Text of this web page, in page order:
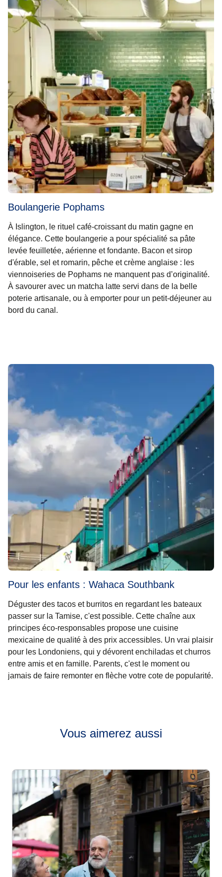
Boulangerie Pophams
À Islington, le rituel café-croissant du matin gagne en
élégance. Cette boulangerie a pour spécialité sa pâte
levée feuilletée, aérienne et fondante. Bacon et sirop
d'érable, sel et romarin, pêche et crème anglaise : les
viennoiseries de Pophams ne manquent pas d’originalité.
À savourer avec un matcha latte servi dans de la belle
poterie artisanale, ou à emporter pour un petit-déjeuner au
bord du canal.
Pour les enfants : Wahaca Southbank
Déguster des tacos et burritos en regardant les bateaux
passer sur la Tamise, c'est possible. Cette chaîne aux
principes éco-responsables propose une cuisine
mexicaine de qualité à des prix accessibles. Un vrai plaisir
pour les Londoniens, qui y dévorent enchiladas et churros
entre amis et en famille. Parents, c'est le moment ou
jamais de faire remonter en flèche votre cote de popularité.
Vous aimerez aussi